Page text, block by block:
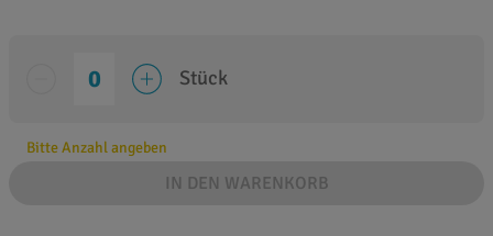
Stück
Bitte Anzahl angeben
IN DEN WARENKORB